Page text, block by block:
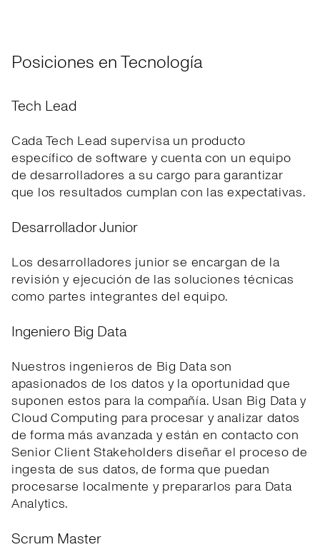
Posiciones en Tecnología
Tech Lead
Cada Tech Lead supervisa un producto
específico de software y cuenta con un equipo
de desarrolladores a su cargo para garantizar
que los resultados cumplan con las expectativas.
Desarrollador Junior
Los desarrolladores junior se encargan de la
revisión y ejecución de las soluciones técnicas
como partes integrantes del equipo.
Ingeniero Big Data
Nuestros ingenieros de Big Data son
apasionados de los datos y la oportunidad que
suponen estos para la compañía. Usan Big Data y
Cloud Computing para procesar y analizar datos
de forma más avanzada y están en contacto con
Senior Client Stakeholders diseñar el proceso de
ingesta de sus datos, de forma que puedan
procesarse localmente y prepararlos para Data
Analytics.
Scrum Master